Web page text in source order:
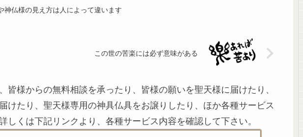
神仏様の見え方は人によって違います
この世の苦楽には必ず意味がある
皆様からの無料相談を承ったり、皆様の願いを聖天様に届けたり、
けたり、聖天様専用の神具仏具をお譲りしたり、ほか各種サービス
しくは下記リンクより、各種サービス内容を確認して下さい。